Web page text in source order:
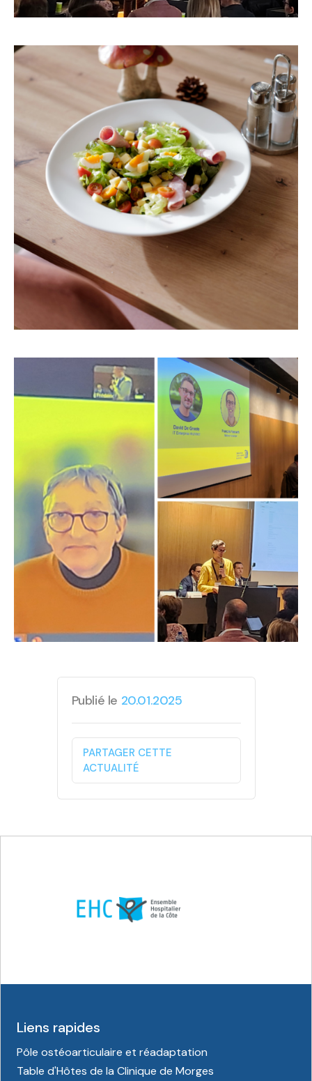
Publié le 20.01.2025
PARTAGER CETTE
ACTUALITÉ
Liens rapides
Pôle ostéoarticulaire et réadaptation
Table d'Hôtes de la Clinique de Morges